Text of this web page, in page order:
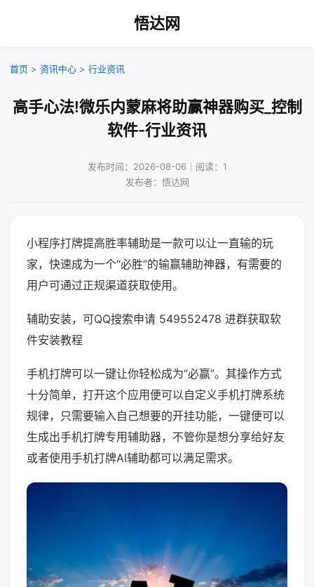
悟达网
首页 > 资讯中心 > 行业资讯
高手心法!微乐内蒙麻将助赢神器购买_控制
软件-行业资讯
发布时间：2026-08-06｜阅读：1
发布者：悟达网
小程序打牌提高胜率辅助是一款可以让一直输的玩
家，快速成为一个“必胜”的输赢辅助神器，有需要的
用户可通过正规渠道获取使用。
辅助安装，可QQ搜索申请 549552478 进群获取软
件安装教程
手机打牌可以一键让你轻松成为“必赢”。其操作方式
十分简单，打开这个应用便可以自定义手机打牌系统
规律，只需要输入自己想要的开挂功能，一键便可以
生成出手机打牌专用辅助器，不管你是想分享给好友
或者使用手机打牌AI辅助都可以满足需求。